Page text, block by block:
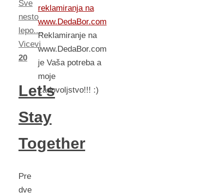
Sve
nesto
lepo...,
Vicevi
20
Let’s
Stay
Together
Pre
dve
reklamiranja na
www.DedaBor.com
Reklamiranje na
www.DedaBor.com
je Vaša potreba a
moje
zadovoljstvo!!! :)